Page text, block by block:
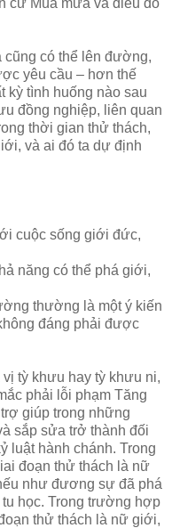
có thể lên đường,
yêu cầu – hơn thế
kỳ tình huống nào sau
đồng nghiệp, liên quan
thời gian thử thách,
và ai đó ta dự định
cuộc sống giới đức,
năng có thể phá giới,
thường là một ý kiến
đáng phải được
tỳ khưu hay tỳ khưu ni,
phải lỗi phạm Tăng
giúp trong những
sắp sửa trở thành đối
luật hành chánh. Trong
đoạn thử thách là nữ
như đương sự đã phá
học. Trong trường hợp
thử thách là nữ giới,